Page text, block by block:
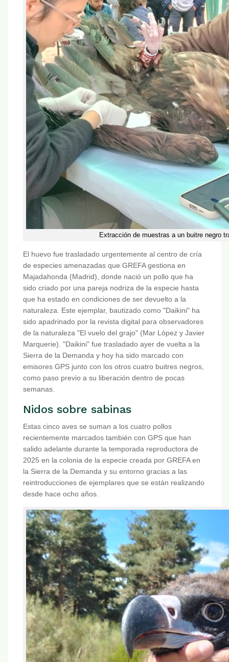
Extracción de muestras a un buitre negro
El huevo fue trasladado urgentemente al centro de cría
de especies amenazadas que GREFA gestiona en
Majadahonda (Madrid), donde nació un pollo que ha
sido criado por una pareja nodriza de la especie hasta
que ha estado en condiciones de ser devuelto a la
naturaleza. Este ejemplar, bautizado como "Daikini" ha
sido apadrinado por la revista digital para observadores
de la naturaleza "El vuelo del grajo" (Mar López y Javier
Marquerie). "Daikini" fue trasladado ayer de vuelta a la
Sierra de la Demanda y hoy ha sido marcado con
emisores GPS junto con los otros cuatro buitres negros,
como paso previo a su liberación dentro de pocas
semanas.
Nidos sobre sabinas
Estas cinco aves se suman a los cuatro pollos
recientemente marcados también con GPS que han
salido adelante durante la temporada reproductora de
2025 en la colonia de la especie creada por GREFA en
la Sierra de la Demanda y su entorno gracias a las
reintroducciones de ejemplares que se están realizando
desde hace ocho años.